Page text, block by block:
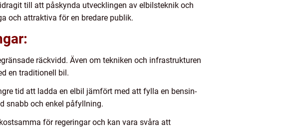
till att påskynda utvecklingen av elbilsteknik och
och attraktiva för en bredare publik.
räckvidd. Även om tekniken och infrastrukturen
en traditionell bil.
tid att ladda en elbil jämfört med att fylla en bensin-
snabb och enkel påfyllning.
för regeringar och kan vara svåra att